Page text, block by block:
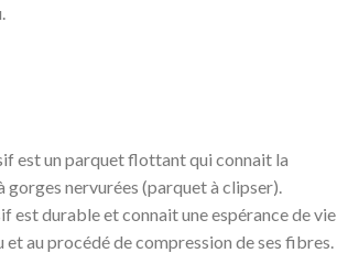
est un parquet flottant qui connait la
gorges nervurées (parquet à clipser).
est durable et connait une espérance de vie
et au procédé de compression de ses fibres.